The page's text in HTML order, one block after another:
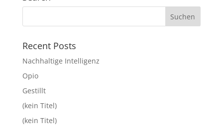
Recent Posts
Nachhaltige Intelligenz
Opio
Gestillt
(kein Titel)
(kein Titel)